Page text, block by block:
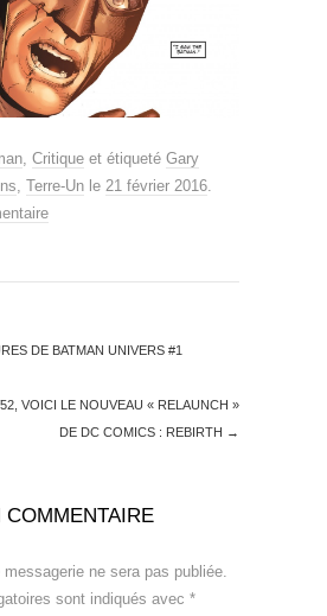
, Critique et étiqueté Gary
, Terre-Un le 21 février 2016.
DE BATMAN UNIVERS #1
VOICI LE NOUVEAU « RELAUNCH »
DE DC COMICS : REBIRTH →
COMMENTAIRE
ne sera pas publiée.
sont indiqués avec *